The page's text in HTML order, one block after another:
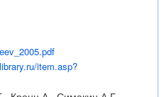
item.asp?